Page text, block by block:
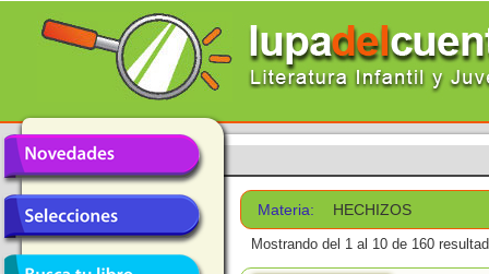
Materia: HECHIZOS
Mostrando del 1 al 10 de 160